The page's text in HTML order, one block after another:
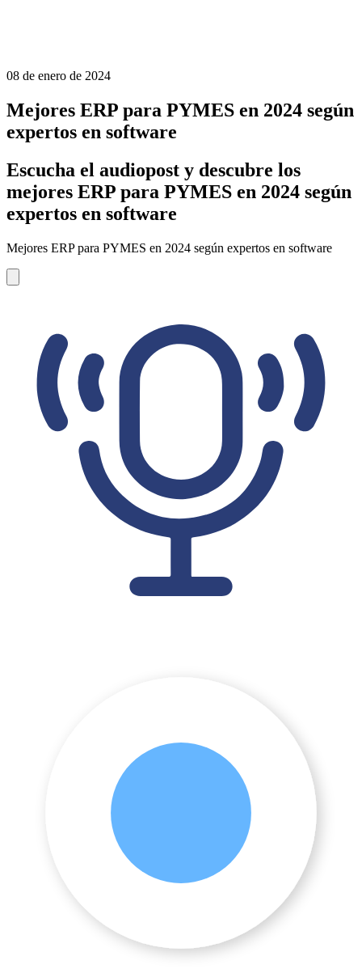
08 de enero de 2024
Mejores ERP para PYMES en 2024 según
expertos en software
Escucha el audiopost y descubre los
mejores ERP para PYMES en 2024 según
expertos en software
Mejores ERP para PYMES en 2024 según expertos en software